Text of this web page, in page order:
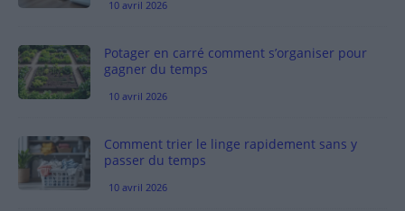
10 avril 2026
Potager en carré comment s’organiser pour
gagner du temps
10 avril 2026
Comment trier le linge rapidement sans y
passer du temps
10 avril 2026